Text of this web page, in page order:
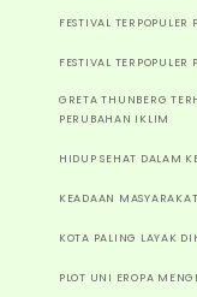
FESTIVAL
FESTIVAL
GRETA THUNBERG
PERUBAHAN IKLIM
HIDUP SEHAT DALAM
KEADAAN
KOTA PALING LAYAK
PLOT UNI EROPA